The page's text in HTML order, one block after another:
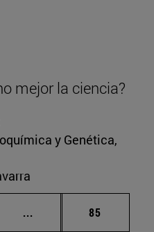
mejor la ciencia?
y Genética,
... Páginas intermedias
Página
85